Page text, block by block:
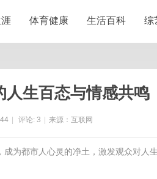
体育健康 生活百科 综
生百态与情感共鸣
评论: 3 来源：互联网
为都市人心灵的净土，激发观众对人